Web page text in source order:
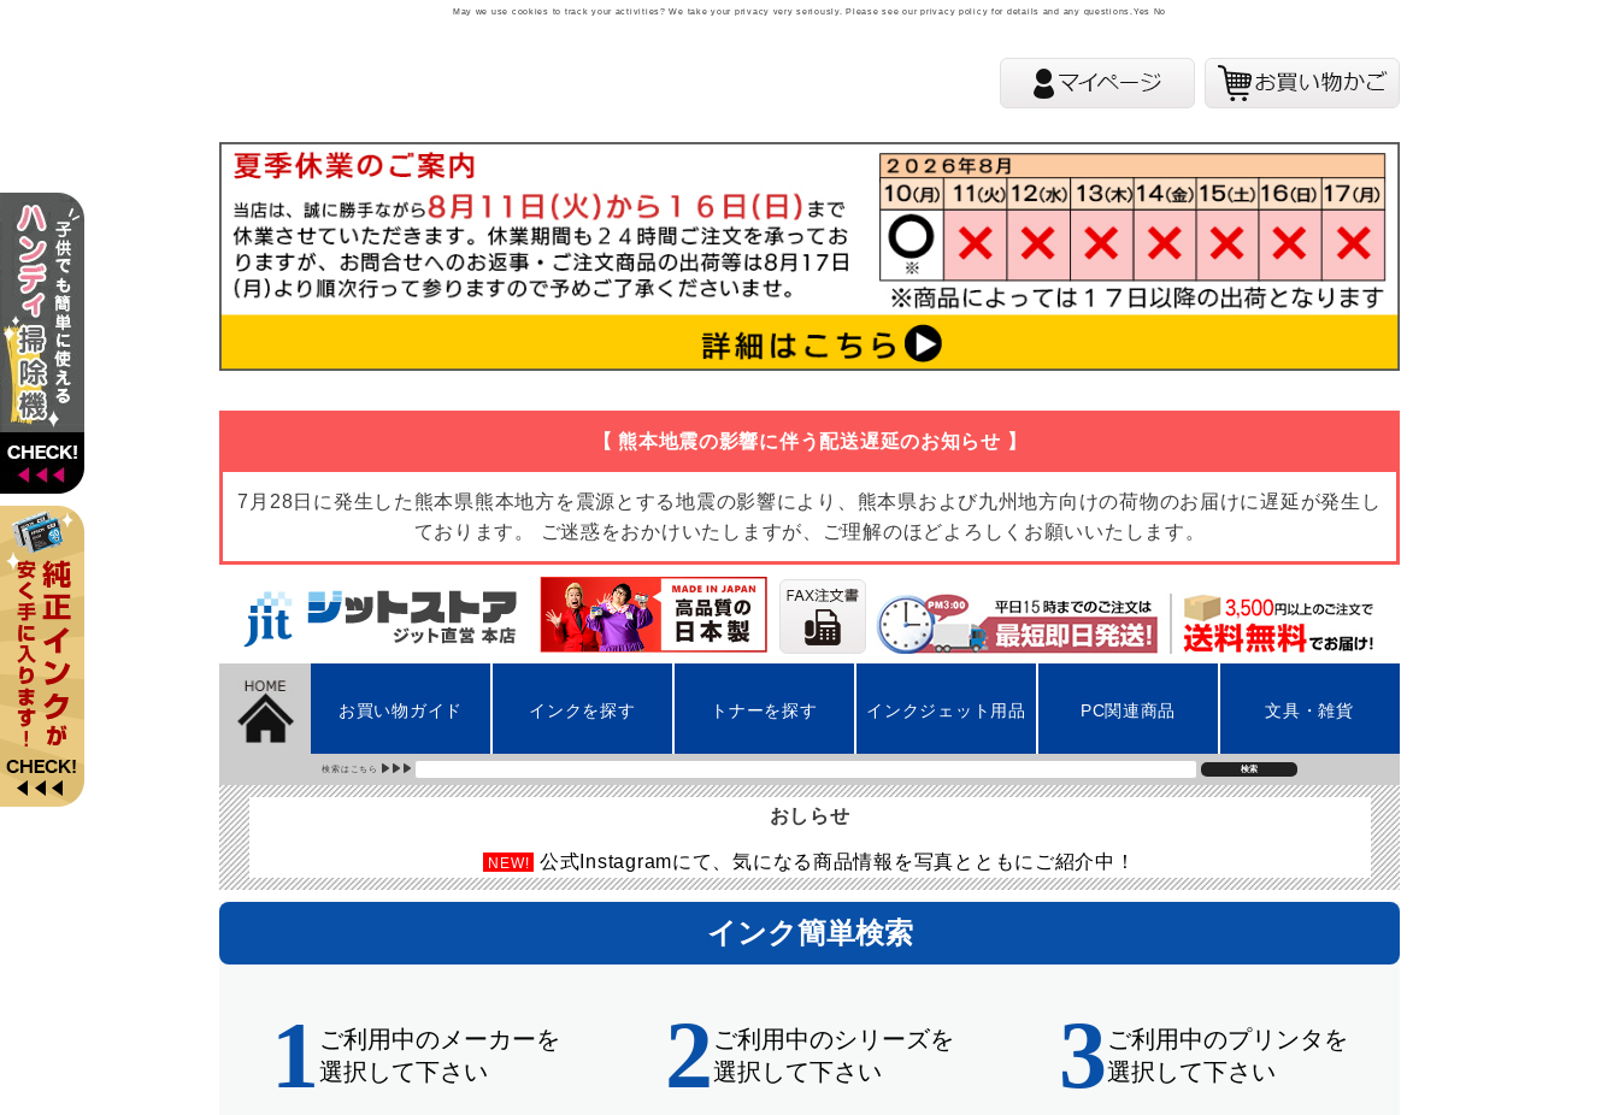
【 熊本地震の影響に伴う配送遅延のお知らせ 】
7月28日に発生した熊本県熊本地方を震源とする地震の影響により、熊本県および九州地方向けの荷物のお届けに遅延が発生し
ております。 ご迷惑をおかけいたしますが、ご理解のほどよろしくお願いいたします。
お買い物ガイド インクを探す トナーを探す インクジェット用品 PC関連商品 文具・雑貨
検索はこちら 検索
おしらせ
NEW! 公式Instagramにて、気になる商品情報を写真とともにご紹介中！
May we use cookies to track your activities? We take your privacy very seriously. Please see our privacy policy for details and any questions.Yes No